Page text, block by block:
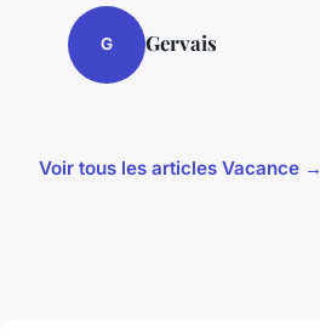
G Gervais
Voir tous les articles Vacance →